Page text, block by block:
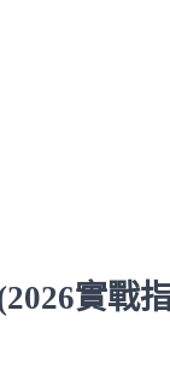
實戰